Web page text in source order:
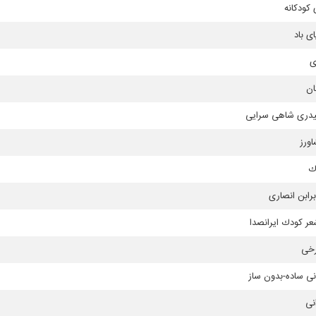
باد
شاهی سرایی
انصاری
كودك ایرانصدا
ساده-بدون ساز